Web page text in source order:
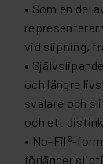
• Som en del
representerar
vid slipning,
•
och längre
svalare och
och ett
• No-Fil®-
förlänger